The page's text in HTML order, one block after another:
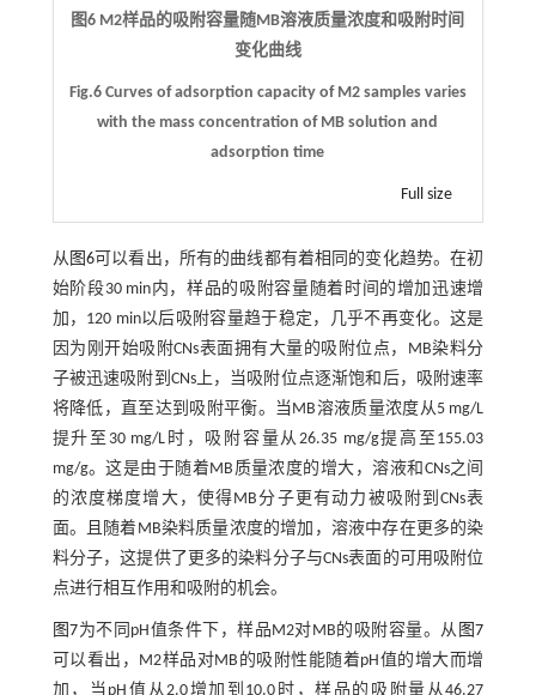
图6 M2样品的吸附容量随MB溶液质量浓度和吸附时间
变化曲线
Fig.6 Curves of adsorption capacity of M2 samples varies
with the mass concentration of MB solution and
adsorption time
Full size
从图6可以看出，所有的曲线都有着相同的变化趋势。在初
始阶段30 min内，样品的吸附容量随着时间的增加迅速增
加，120 min以后吸附容量趋于稳定，几乎不再变化。这是
因为刚开始吸附CNs表面拥有大量的吸附位点，MB染料分
子被迅速吸附到CNs上，当吸附位点逐渐饱和后，吸附速率
将降低，直至达到吸附平衡。当MB溶液质量浓度从5 mg/L
提升至30 mg/L时，吸附容量从26.35 mg/g提高至155.03
mg/g。这是由于随着MB质量浓度的增大，溶液和CNs之间
的浓度梯度增大，使得MB分子更有动力被吸附到CNs表
面。且随着MB染料质量浓度的增加，溶液中存在更多的染
料分子，这提供了更多的染料分子与CNs表面的可用吸附位
点进行相互作用和吸附的机会。
图7为不同pH值条件下，样品M2对MB的吸附容量。从 图7
可以看出，M2样品对MB的吸附性能随着pH值的增大而增
加，当pH值从2.0增加到10.0时，样品的吸附量从46.27